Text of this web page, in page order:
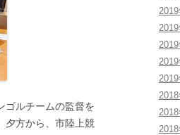
ゴルチームの監督を
夕方から、市陸上競
2019
2019
2019
2019
2019
2018
2018
2018